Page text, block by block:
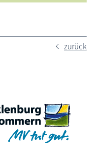
zurück